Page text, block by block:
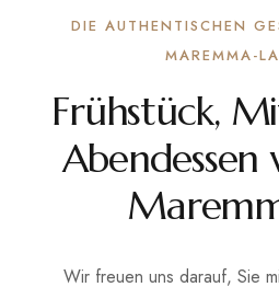
DIE AUTHENTISCHEN
MAREMMA-
Frühstück,
Abendessen
Wir freuen uns darauf, Sie